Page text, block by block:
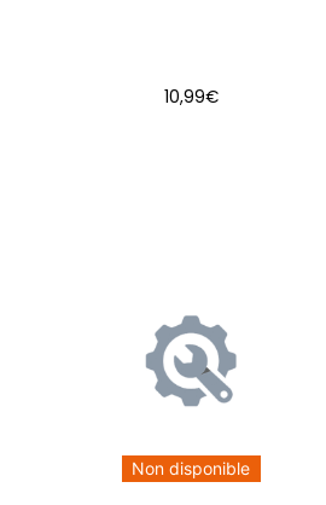
10,99€
Non disponible